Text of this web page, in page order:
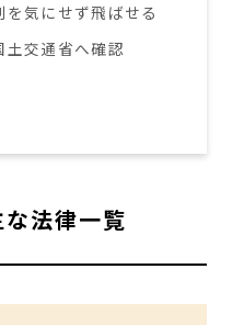
気にせず飛ばせる
土交通省へ確認
法律一覧